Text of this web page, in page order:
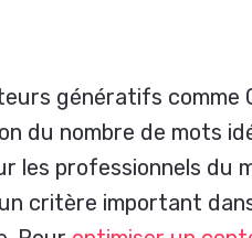
génératifs comme
du nombre de mots
les professionnels du
critère important